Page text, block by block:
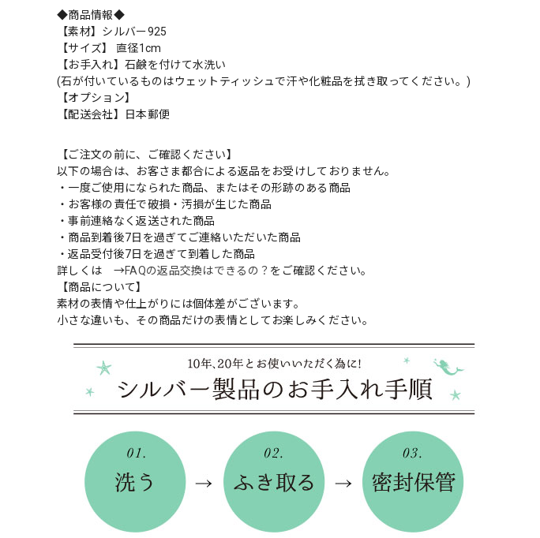
◆商品情報◆
【素材】シルバー925
【サイズ】 直径1cm
【お手入れ】石鹸を付けて水洗い
(石が付いているものはウェットティッシュで汗や化粧品を拭き取ってください。)
【オプション】
【配送会社】日本郵便
【ご注文の前に、ご確認ください】
以下の場合は、お客さま都合による返品をお受けしておりません。
・一度ご使用になられた商品、またはその形跡のある商品
・お客様の責任で破損・汚損が生じた商品
・事前連絡なく返送された商品
・商品到着後7日を過ぎてご連絡いただいた商品
・返品受付後7日を過ぎて到着した商品
詳しくは →FAQの返品交換はできるの？ をご確認ください。
【商品について】
素材の表情や仕上がりには個体差がございます。
小さな違いも、その商品だけの表情としてお楽しみください。